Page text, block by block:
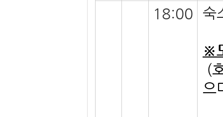
18:00 숙
※
(
으